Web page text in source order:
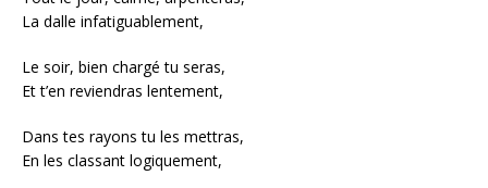
La dalle infatiguablement,
Le soir, bien chargé tu seras,
Et t’en reviendras lentement,
Dans tes rayons tu les mettras,
En les classant logiquement,